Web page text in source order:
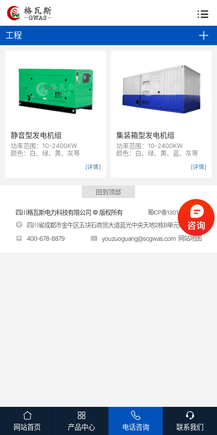
公司首页
解决方案 产品中心 零件供应
资讯中心
客户案例
工程
静音型发电机组
功率范围：10-2400KW
颜色：白、绿、黄、灰等
[详情]
集装箱型发电机组
功率范围：10-2400KW
颜色：白、绿、黄、蓝、灰等
[详情]
回到顶部
四川格瓦斯电力科技有限公司 © 版权所有
蜀ICP备13014924号-5

四川省成都市金牛区五块石商贸大道蓝光中央天地2栋B单元616~618
400-678-8879
网站地图
youzuoguang@scgwas.com
网站首页 产品中心 电话咨询 联系我们